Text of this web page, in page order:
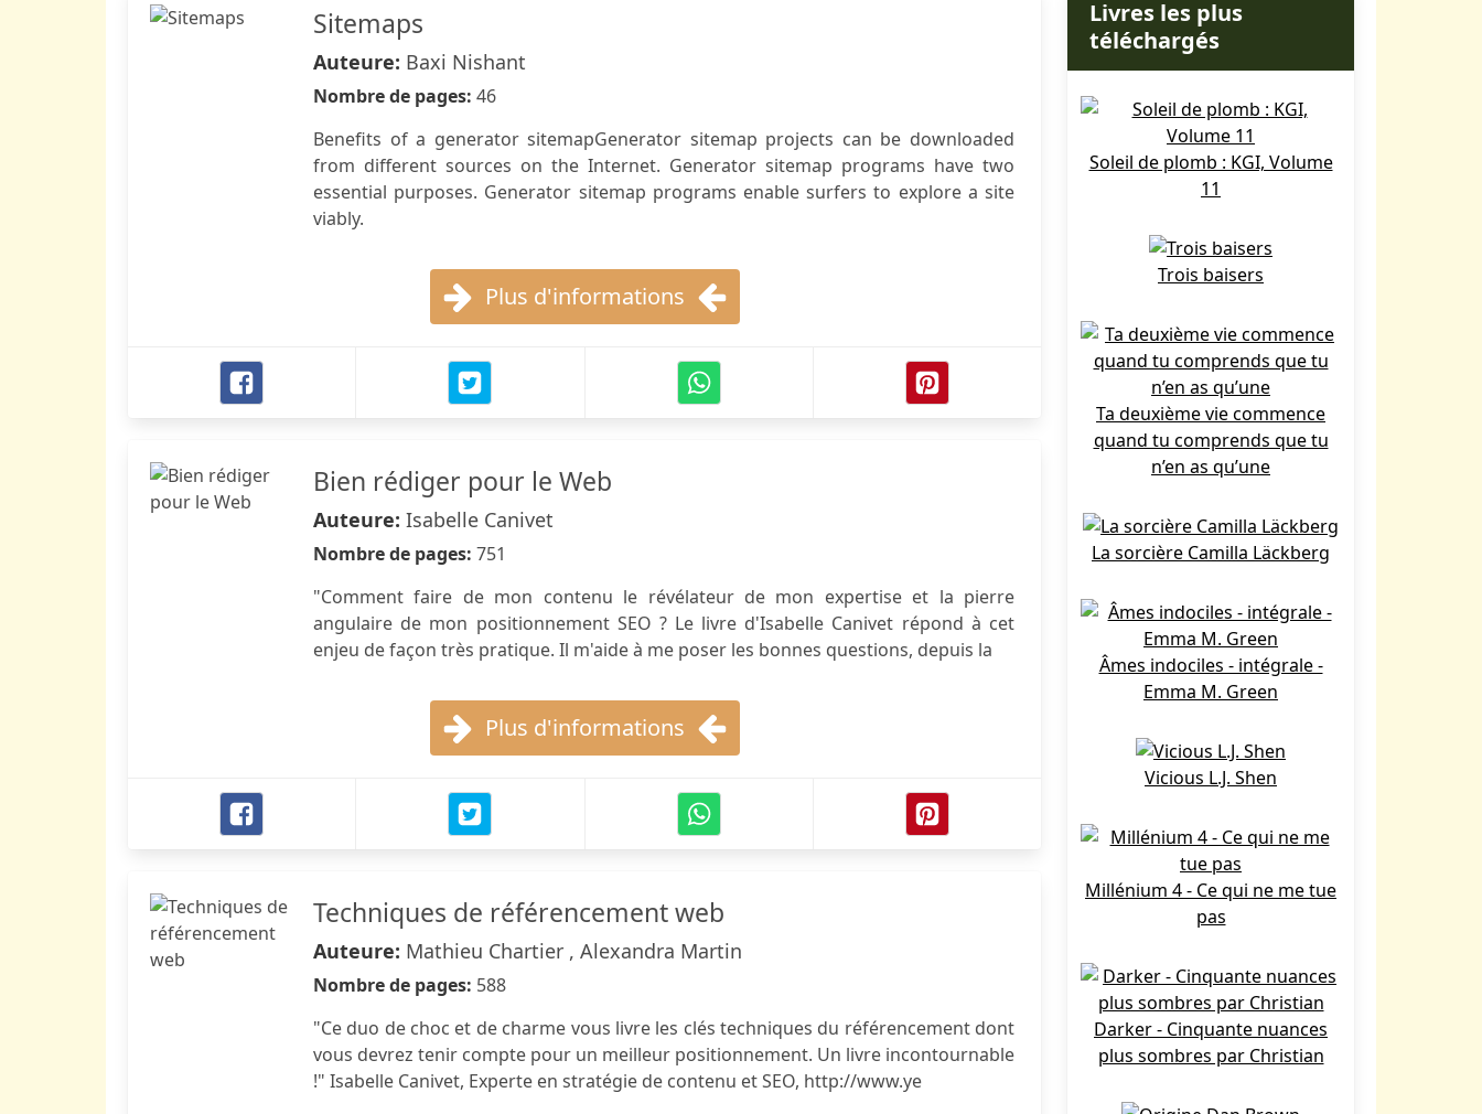
Sitemaps
Auteure: Baxi Nishant
Nombre de pages: 46
Benefits of a generator sitemapGenerator sitemap projects can be downloaded
from different sources on the Internet. Generator sitemap programs have two
essential purposes. Generator sitemap programs enable surfers to explore a site
viably.
Plus d'informations
Bien rédiger pour le Web
Auteure: Isabelle Canivet
Nombre de pages: 751
"Comment faire de mon contenu le révélateur de mon expertise et la pierre
angulaire de mon positionnement SEO ? Le livre d'Isabelle Canivet répond à cet
enjeu de façon très pratique. Il m'aide à me poser les bonnes questions, depuis la
Plus d'informations
Techniques de référencement web
Auteure: Mathieu Chartier , Alexandra Martin
Nombre de pages: 588
"Ce duo de choc et de charme vous livre les clés techniques du référencement dont
vous devrez tenir compte pour un meilleur positionnement. Un livre incontournable
!" Isabelle Canivet, Experte en stratégie de contenu et SEO, http://www.ye
Livres les plus
téléchargés
Soleil de plomb : KGI, Volume
11
Trois baisers
Ta deuxième vie commence
quand tu comprends que tu
n’en as qu’une
La sorcière Camilla Läckberg
Âmes indociles - intégrale -
Emma M. Green
Vicious L.J. Shen
Millénium 4 - Ce qui ne me tue
pas
Darker - Cinquante nuances
plus sombres par Christian